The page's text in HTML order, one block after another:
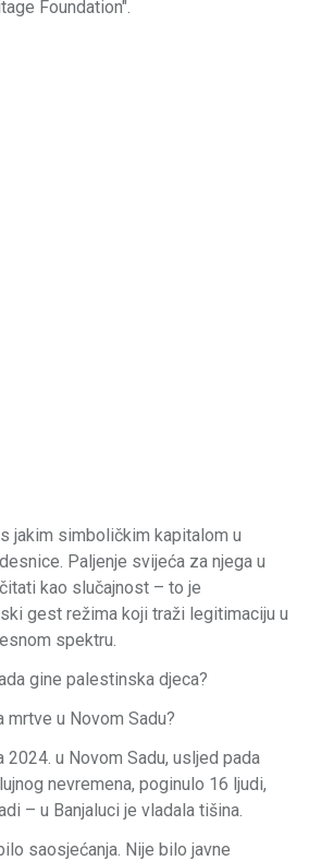
Foundation".
jakim simboličkim kapitalom u
Paljenje svijeća za njega u
kao slučajnost – to je
gest režima koji traži legitimaciju u
spektru.
gine palestinska djeca?
mrtve u Novom Sadu?
2024. u Novom Sadu, usljed pada
nevremena, poginulo 16 ljudi,
– u Banjaluci je vladala tišina.
saosjećanja. Nije bilo javne